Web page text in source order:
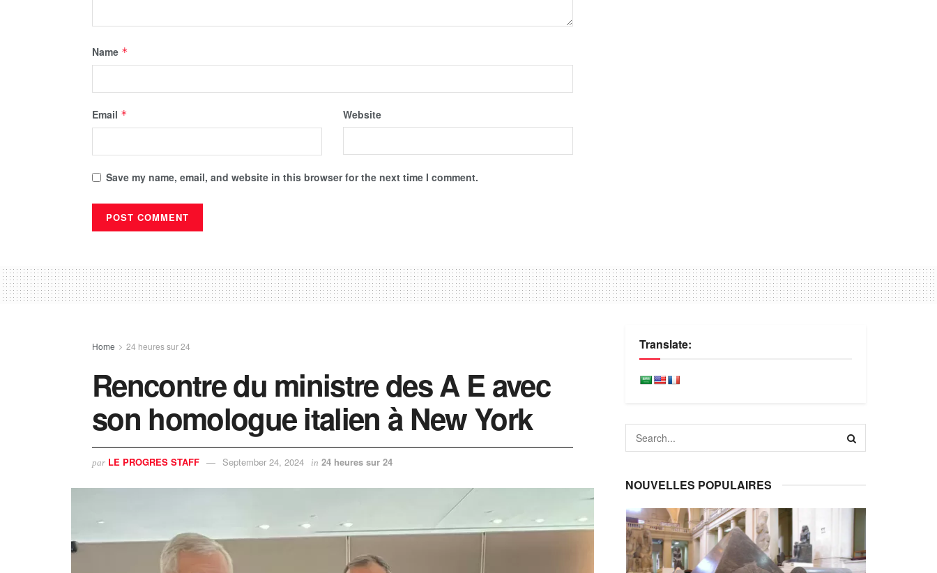
Name *
Email * Website
Save my name, email, and website in this browser for the next time I comment.
Home 24 heures sur 24
Rencontre du ministre des A E avec
son homologue italien à New York
par LE PROGRES STAFF September 24, 2024 in 24 heures sur 24
Translate:
NOUVELLES POPULAIRES